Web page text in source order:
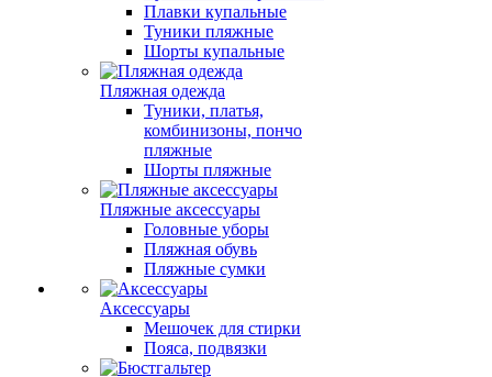
Плавки купальные
Туники пляжные
Шорты купальные
Пляжная одежда
Туники, платья,
комбинизоны, пончо
пляжные
Шорты пляжные
Пляжные аксессуары
Головные уборы
Пляжная обувь
Пляжные сумки
Аксессуары
Мешочек для стирки
Пояса, подвязки